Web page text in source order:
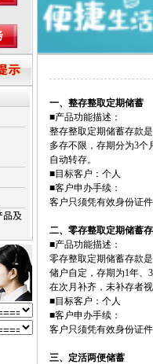
品及
一、整存整取定期储蓄
■产品功能描述：
整存整取定期储蓄存款
多存不限，存期分为3个
自动转存。
■目标客户：个人
■客户申办手续：
客户只须凭有效身份证
二、零存整取定期储蓄
■产品功能描述：
零存整取定期储蓄存款
储户自定，存期为1年、 3
在次月补齐，未补存者
■目标客户：个人
■客户申办手续：
客户只须凭有效身份证
三、定活两便储蓄